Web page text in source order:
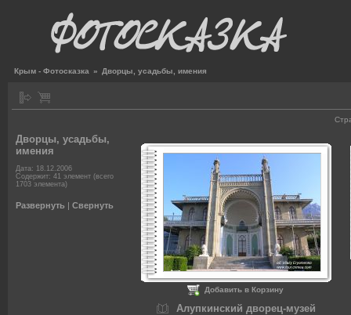
Крым - Фотосказка » Дворцы, усадьбы, имения
Дворцы, усадьбы,
имения
Дата: 18.12.2006
Содержит: 41 элемент (всего
1703 элемента)
Развернуть Свернуть
Добавить в Корзину
Алупкинский дворец-музей